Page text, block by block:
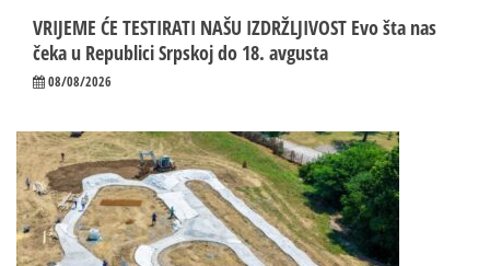
VRIJEME ĆE TESTIRATI NAŠU IZDRŽLJIVOST Evo šta nas
čeka u Republici Srpskoj do 18. avgusta
08/08/2026